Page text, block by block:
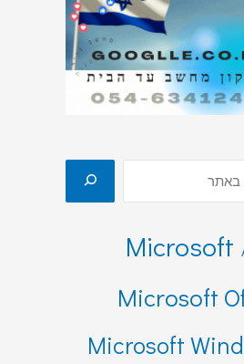
Microsoft
Microsoft
Microsoft